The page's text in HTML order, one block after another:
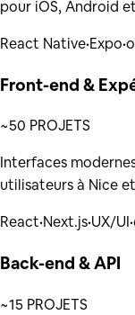
pour iOS, Android
React Native•Expo•
Front-end &
~50 PROJETS
Interfaces
utilisateurs à Nice
React•Next.js•UX/UI•
Back-end & API
~15 PROJETS